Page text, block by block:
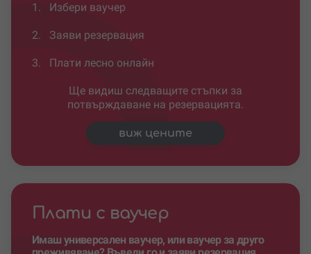
1. Избери ваучер
2. Заяви резервация
3. Плати лесно онлайн
Ще видиш следващите стъпки за
потвърждаване на резервацията.
виж цените
Плати с ваучер
Имаш универсален ваучер, или ваучер за друго